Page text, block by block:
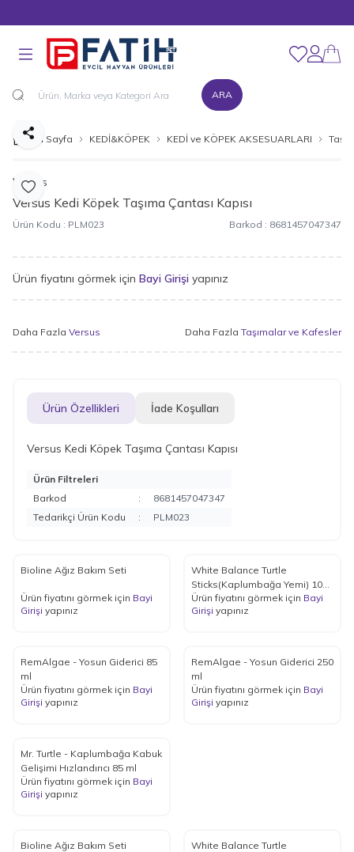
ARA
Hesabım
Favorilerim
Ana Sayfa KEDİ&KÖPEK KEDİ ve KÖPEK AKSESUARLARI
Favoriye Ekle
Paylaş
Versus
Versus Kedi Köpek Taşıma Çantası Kapısı
Ürün Kodu : PLM023 Barkod : 8681457047347
Ürün fiyatını görmek için Bayi Girişi yapınız
Daha Fazla Versus Daha Fazla Taşımalar ve Kafesler
Ürün Özellikleri İade Koşulları
Versus Kedi Köpek Taşıma Çantası Kapısı
Ürün Filtreleri
Barkod
:
8681457047347
Tedarikçi Ürün Kodu
: PLM023
Bioline Ağız Bakım Seti
Ürün fiyatını görmek için Bayi
Girişi yapınız
White Balance Turtle
Sticks(Kaplumbağa Yemi) 1000
ml
Ürün fiyatını görmek için Bayi
Girişi yapınız
RemAlgae - Yosun Giderici 85
ml
Ürün fiyatını görmek için Bayi
Girişi yapınız
RemAlgae - Yosun Giderici 250
ml
Ürün fiyatını görmek için Bayi
Girişi yapınız
Mr. Turtle - Kaplumbağa Kabuk
Gelişimi Hızlandırıcı 85 ml
Ürün fiyatını görmek için Bayi
Girişi yapınız
Bioline Ağız Bakım Seti
White Balance Turtle